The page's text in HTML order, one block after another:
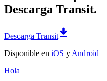
Descarga Transit.
Descarga Transit
Disponible en iOS y Android
Hola